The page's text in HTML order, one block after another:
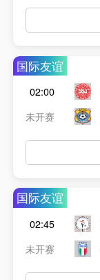
国际友谊
02:00
未开赛
国际友谊
02:45
未开赛